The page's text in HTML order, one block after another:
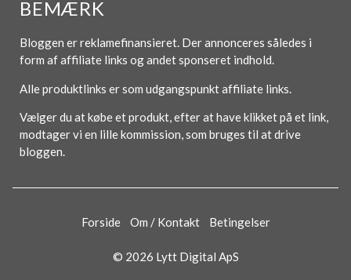
BEMÆRK
Bloggen er reklamefinansieret. Der annonceres således i
form af affiliate links og andet sponseret indhold.
Alle produktlinks er som udgangspunkt affiliate links.
Vælger du at købe et produkt, efter at have klikket på et link,
modtager vi en lille kommission, som bruges til at drive
bloggen.
Forside Om / Kontakt Betingelser
© 2026 Lytt Digital ApS